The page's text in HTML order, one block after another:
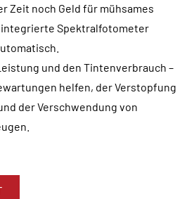
Zeit noch Geld für mühsames
integrierte Spektralfotometer
und den Tintenverbrauch –
helfen, der Verstopfung
der Verschwendung von